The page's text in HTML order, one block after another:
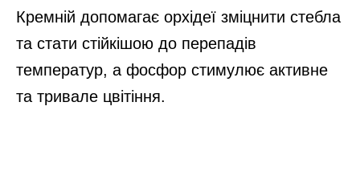
Кремній допомагає орхідеї зміцнити стебла
та стати стійкішою до перепадів
температур, а фосфор стимулює активне
та тривале цвітіння.